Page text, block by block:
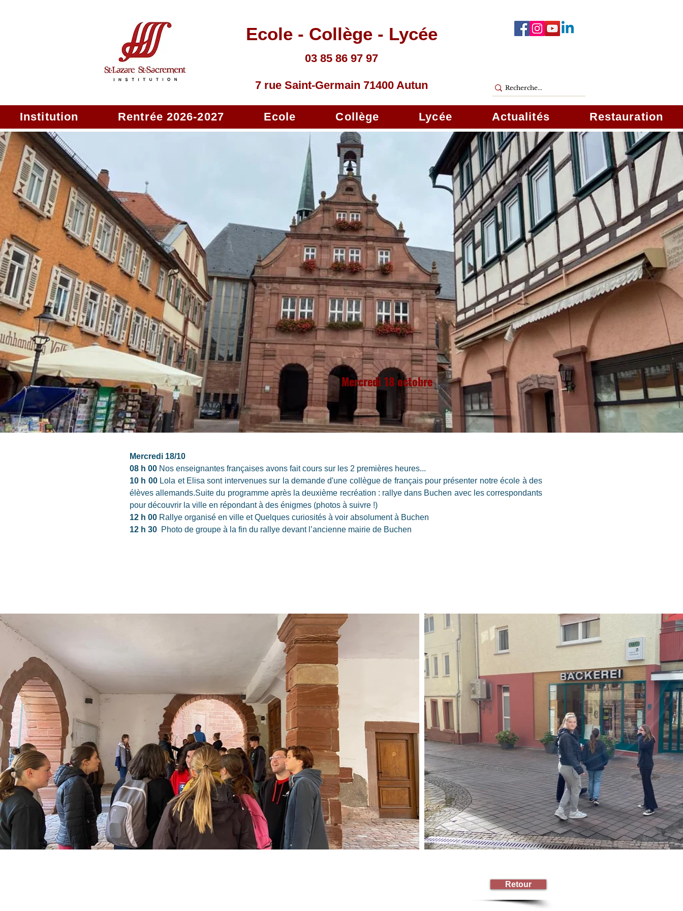
Ecole - Collège - Lycée
03 85 86 97 97
7 rue Saint-Germain 71400 Autun
Institution Rentrée 2026-2027 Ecole Collège Lycée Actualités Restauration
Mercredi 18 octobre
Mercredi 18/10
08 h 00 Nos enseignantes françaises avons fait cours sur les 2 premières heures...
10 h 00 Lola et Elisa sont intervenues sur la demande d'une collègue de français pour présenter notre école à des
élèves allemands.Suite du programme après la deuxième recréation : rallye dans Buchen avec les correspondants
pour découvrir la ville en répondant à des énigmes (photos à suivre !)
12 h 00 Rallye organisé en ville et Quelques curiosités à voir absolument à Buchen
12 h 30 Photo de groupe à la fin du rallye devant l’ancienne mairie de Buchen
Retour